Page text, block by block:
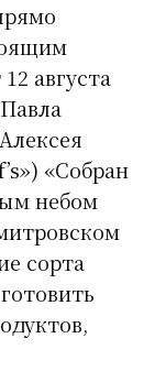
августа
«Собран
небом
сорта